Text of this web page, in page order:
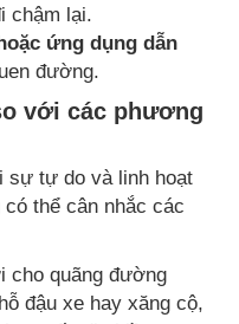
chậm lại.
ứng dụng dẫn
đường.
với các phương
sự tự do và linh hoạt
thể cân nhắc các
cho quãng đường
đậu xe hay xăng cộ,